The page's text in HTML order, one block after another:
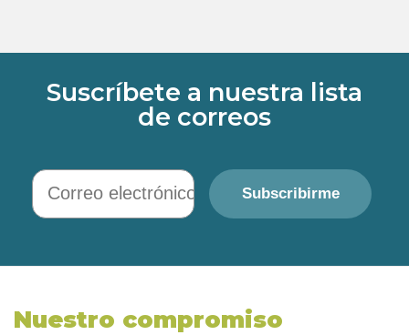
Suscríbete a nuestra lista
de correos
Correo electrónico
Subscribirme
Nuestro compromiso